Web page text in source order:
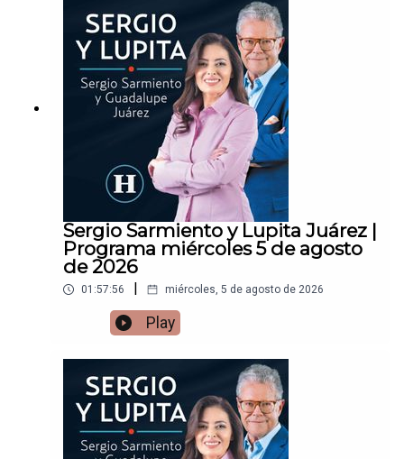
Sergio Sarmiento y Lupita Juárez |
Programa miércoles 5 de agosto
de 2026
01:57:56 miércoles, 5 de agosto de 2026
Play